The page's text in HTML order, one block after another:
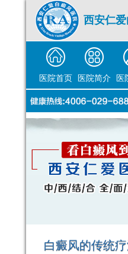
西安仁
医院首页 医院简介 医
白癜风的传统